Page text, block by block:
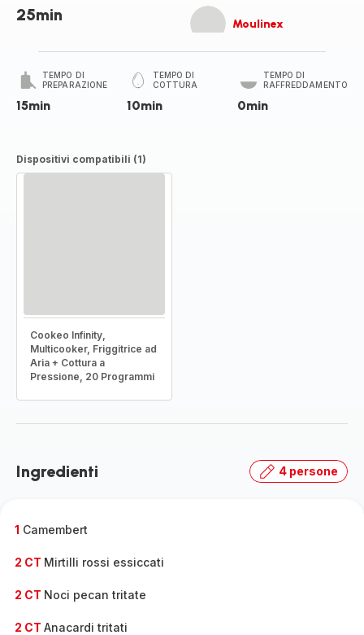
25min Moulinex
TEMPO DI
PREPARAZIONE
15min
TEMPO DI
COTTURA
10min
TEMPO DI
RAFFREDDAMENTO
0min
Dispositivi compatibili (1)
Cookeo Infinity,
Multicooker, Friggitrice ad
Aria + Cottura a
Pressione, 20 Programmi
Ingredienti 4 persone
1 Camembert
2 CT Mirtilli rossi essiccati
2 CT Noci pecan tritate
2 CT Anacardi tritati